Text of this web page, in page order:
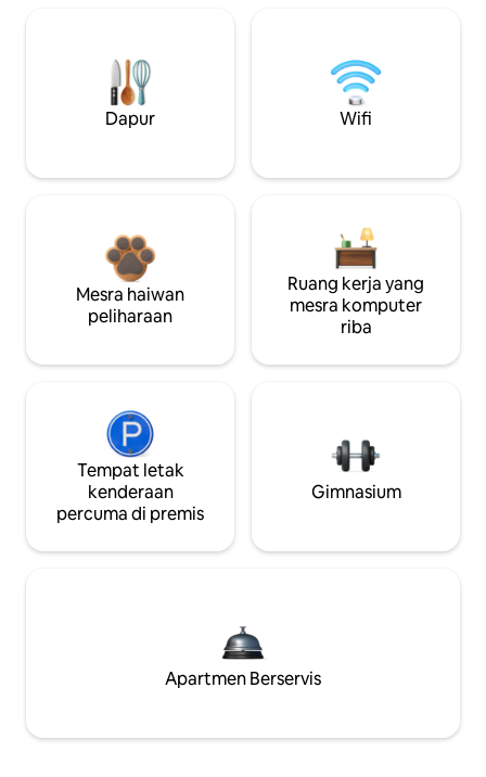
Dapur Wifi
Mesra haiwan
peliharaan
Ruang kerja yang
mesra komputer
riba
Tempat letak
kenderaan
percuma di premis
Gimnasium
Apartmen Berservis